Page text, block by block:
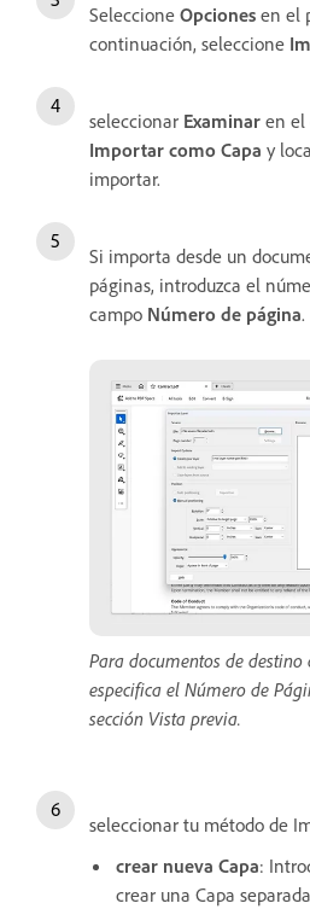
Seleccione Opciones en el
continuación, seleccione
seleccionar Examinar en el
Importar como Capa y
importar.
Si importa desde un
páginas, introduzca el
campo Número de página.
Para documentos de
especifica el Número de
sección Vista previa.
seleccionar tu método de
crear nueva Capa:
crear una Capa